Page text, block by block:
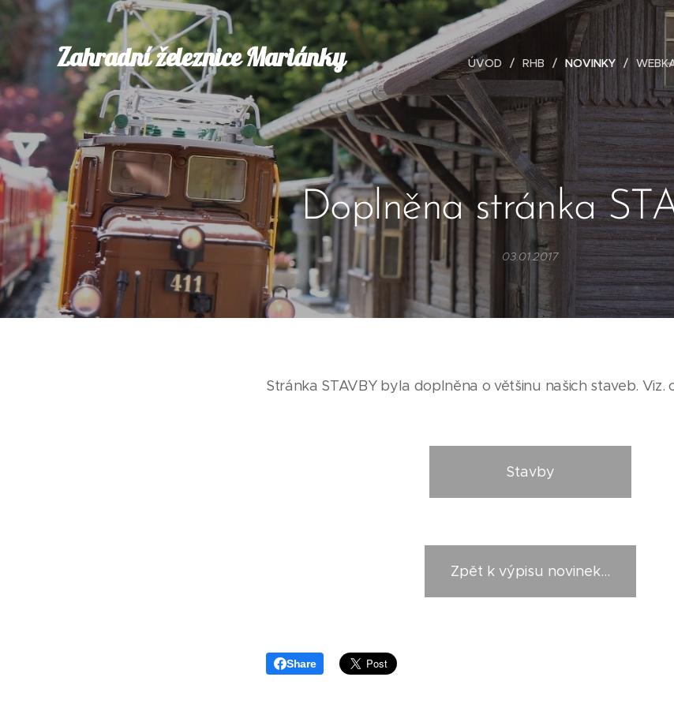
Zahradní železnice Mariánky ÚVOD RHB NOVINKY
Doplněna stránka
03.01.2017
Stránka STAVBY byla doplněna o většinu našich staveb. Viz.
Stavby
Zpět k výpisu novinek...
Share